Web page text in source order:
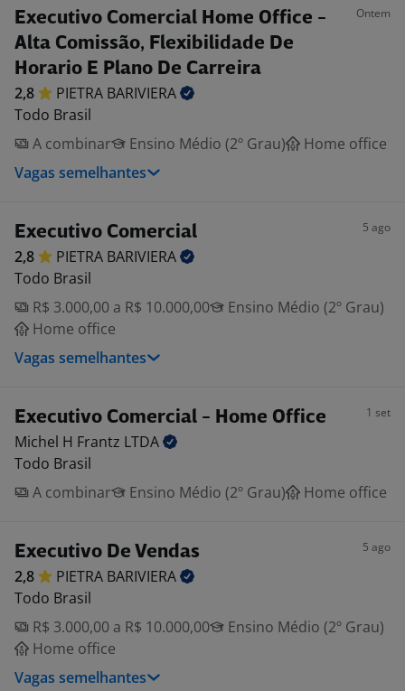
Executivo Comercial Home Office -
Alta Comissão, Flexibilidade De
Horario E Plano De Carreira
Ontem
2,8 PIETRA BARIVIERA
Todo Brasil
A combinar
Ensino Médio (2º Grau)
Home office
Vagas semelhantes
Executivo Comercial 5 ago
2,8 PIETRA BARIVIERA
Todo Brasil
R$ 3.000,00 a R$ 10.000,00
Ensino Médio (2º Grau)
Home office
Vagas semelhantes
Executivo Comercial - Home Office 1 set
Michel H Frantz LTDA
Todo Brasil
A combinar
Ensino Médio (2º Grau) Home office
Executivo De Vendas 5 ago
2,8 PIETRA BARIVIERA
Todo Brasil
R$ 3.000,00 a R$ 10.000,00
Ensino Médio (2º Grau)
Home office
Vagas semelhantes